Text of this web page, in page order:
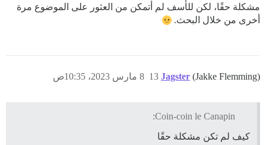
مشكلة حقًا، لكن للأسف لم أتمكن من العثور على الموضوع مرة
أخرى من خلال البحث.
Jagster (Jakke Flemming) 8 مارس 2023، 10:35ص 13
Coin-coin le Canapin:
كيف لم تكن مشكلة حقًا